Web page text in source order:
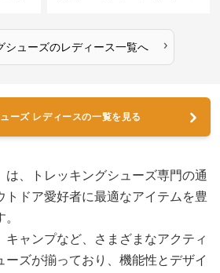
シューズのレディース一覧へ ›
ーズ レディースの一覧を見る
は、トレッキングシューズ専門の通
トドア愛好者に最適なアイテムを豊
キャンプなど、さまざまなアクティ
ーズが揃っており、機能性とデザイ